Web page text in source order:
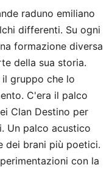
raduno emiliano
differenti. Su ogni
formazione diversa
della sua storia.
il gruppo che lo
C'era il palco
Clan Destino per
Un palco acustico
dei brani più poetici.
con la